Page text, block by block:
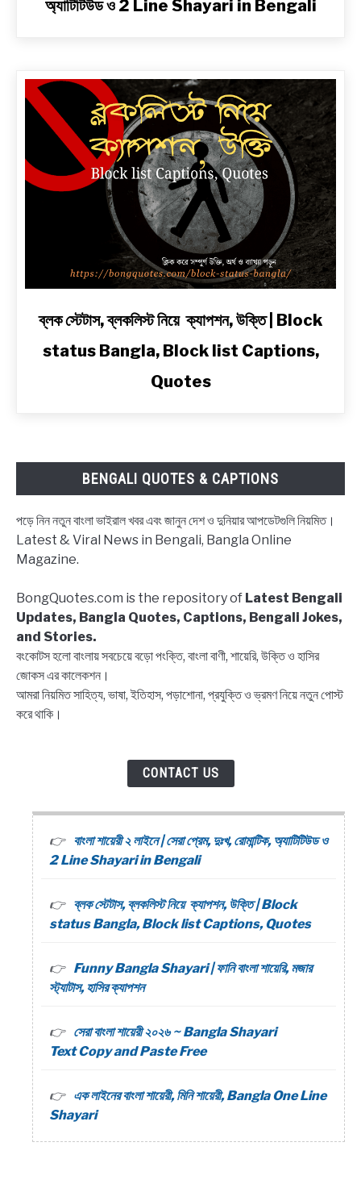
সেরা
প্রেম,
রোমান্টিক,
অ্যাটিটিউড
অ্যাটিটিউড ও 2 Line Shayari in Bengali
link
Bangla,
Block
list
Quotes
ব্লক স্টেটাস, ব্লকলিস্ট নিয়ে ক্যাপশন, উক্তি | Block
status Bangla, Block list Captions,
Quotes
BENGALI QUOTES & CAPTIONS
পড়ে নিন নতুন বাংলা ভাইরাল খবর এবং জানুন দেশ ও দুনিয়ার আপডেটগুলি নিয়মিত।
Latest & Viral News in Bengali, Bangla Online
Magazine.
BongQuotes.com is the repository of Latest Bengali
Updates, Bangla Quotes, Captions, Bengali Jokes,
and Stories.
বংকোটস হলো বাংলায় সবচেয়ে বড়ো পংক্তি, বাংলা বাণী, শায়েরি, উক্তি ও হাসির
জোকস এর কালেকশন।
আমরা নিয়মিত সাহিত্য, ভাষা, ইতিহাস, পড়াশোনা, প্রযুক্তি ও ভ্রমণ নিয়ে নতুন পোস্ট
করে থাকি।
CONTACT US
বাংলা শায়েরী ২ লাইনে | সেরা প্রেম, দুঃখ, রোমান্টিক, অ্যাটিটিউড ও
2 Line Shayari in Bengali
ব্লক স্টেটাস, ব্লকলিস্ট নিয়ে ক্যাপশন, উক্তি | Block
status Bangla, Block list Captions, Quotes
Funny Bangla Shayari | ফানি বাংলা শায়েরি, মজার
স্ট্যাটাস, হাসির ক্যাপশন
সেরা বাংলা শায়েরী ২০২৬ ~ Bangla Shayari
Text Copy and Paste Free
এক লাইনের বাংলা শায়েরী, মিনি শায়েরী, Bangla One Line
Shayari